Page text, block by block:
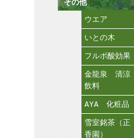
その他
ウエア
いとの木
フルボ酸効果
金龍泉 清涼
飲料
AYA 化粧品
雪室銘茶（正
香園）